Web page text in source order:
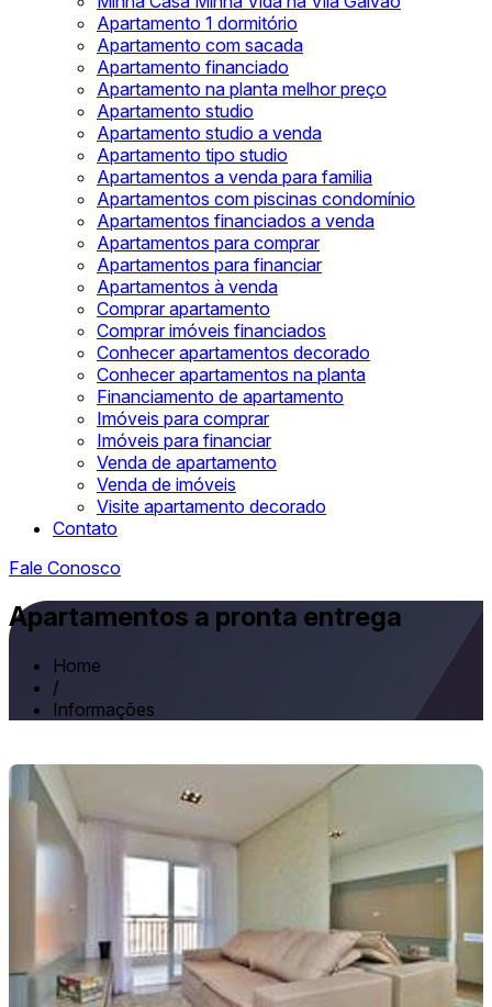
Apartamento 1 dormitório
Apartamento com sacada
Apartamento financiado
Apartamento na planta melhor preço
Apartamento studio
Apartamento studio a venda
Apartamento tipo studio
Apartamentos a venda para familia
Apartamentos com piscinas condomínio
Apartamentos financiados a venda
Apartamentos para comprar
Apartamentos para financiar
Apartamentos à venda
Comprar apartamento
Comprar imóveis financiados
Conhecer apartamentos decorado
Conhecer apartamentos na planta
Financiamento de apartamento
Imóveis para comprar
Imóveis para financiar
Venda de apartamento
Venda de imóveis
Visite apartamento decorado
Contato
Fale Conosco
Apartamentos a pronta entrega
Home
/
Informações